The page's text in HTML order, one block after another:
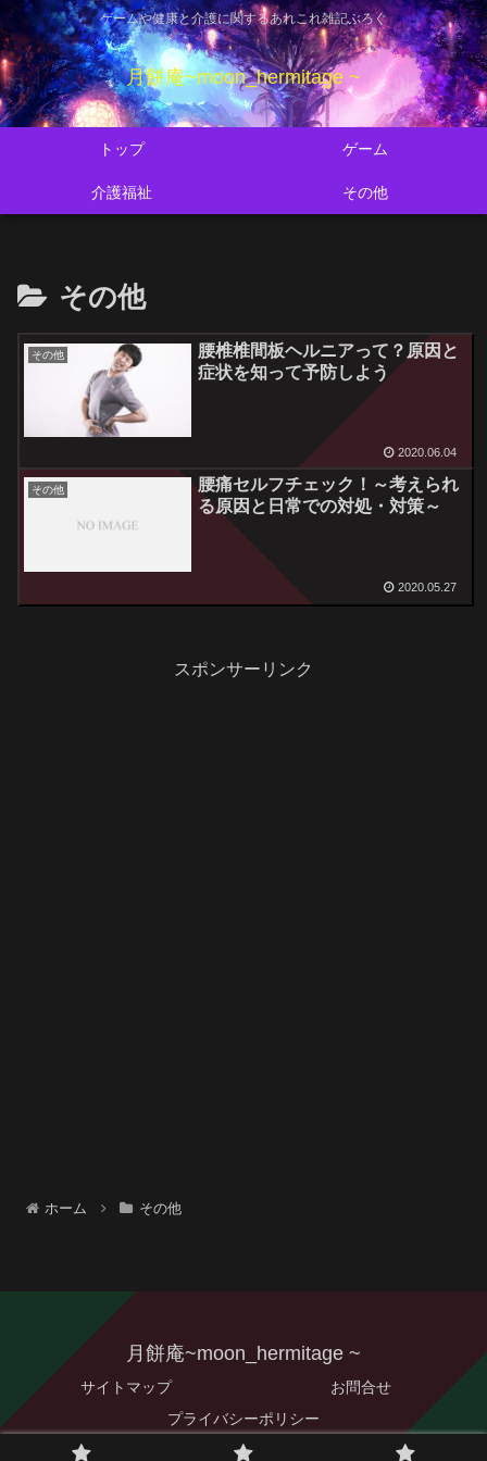
ゲームや健康と介護に関するあれこれ雑記ぶろぐ
月餅庵~moon_hermitage ~
トップ ゲーム
介護福祉 その他
その他
その他
腰椎椎間板ヘルニアって？原因と
症状を知って予防しよう
2020.06.04
その他
腰痛セルフチェック！～考えられ
る原因と日常での対処・対策～
2020.05.27
スポンサーリンク
ホーム その他
月餅庵~moon_hermitage ~
サイトマップ
お問合せ
プライバシーポリシー
© 2020-2026 月餅庵~moon_hermitage ~.